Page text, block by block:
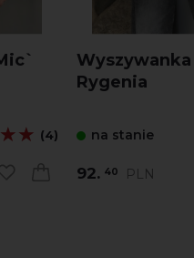
(4)
Rygenia
na stanie
92. 40 PLN